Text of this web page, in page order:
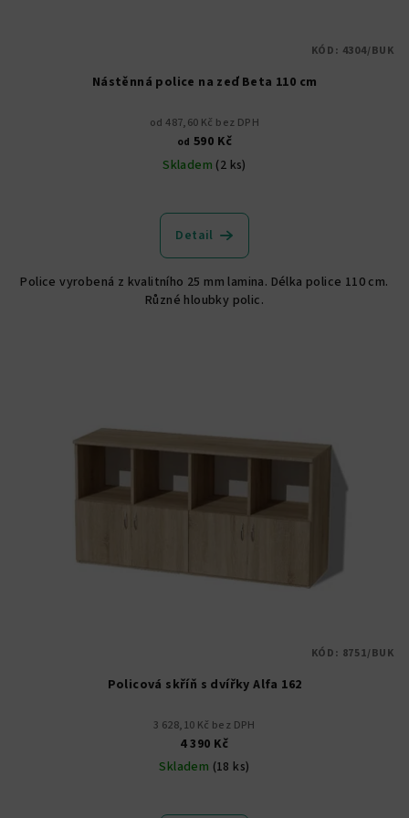
Nástěnná police na zeď Beta 110 cm
od 487,60 Kč bez DPH
od 590 Kč
Skladem (2 ks)
hodnocení
produktu
z
5
Detail
Police vyrobená z kvalitního 25 mm lamina. Délka police 110 cm.
Různé hloubky polic.
KÓD: 4304/BUK
Policová skříň s dvířky Alfa 162
3 628,10 Kč bez DPH
4 390 Kč
Skladem (18 ks)
KÓD: 8751/BUK